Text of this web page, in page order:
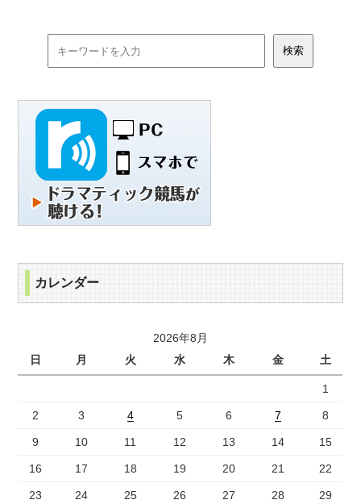
カレンダー
2026年8月
日
月 火 水 木 金 土
1
2 3 4 5 6 7 8
9 10 11 12 13 14 15
16 17 18 19 20 21 22
23 24 25 26 27 28 29